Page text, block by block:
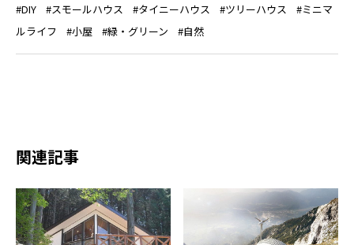
DIY スモールハウス タイニーハウス ツリーハウス
ミニマ
ルライフ
小屋 緑・グリーン 自然
関連記事